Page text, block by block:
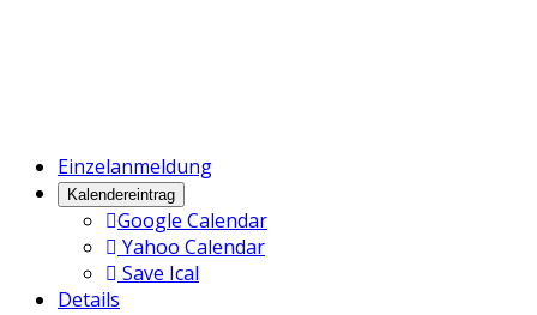
Einzelanmeldung
Kalendereintrag
Google Calendar
Yahoo Calendar
Save Ical
Details